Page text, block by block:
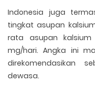
Indonesia juga
tingkat asupan
rata asupan
mg/hari. Angka ini
direkomendasikan
dewasa.